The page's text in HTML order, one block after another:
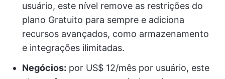
usuário, este nível remove as restrições do
plano Gratuito para sempre e adiciona
recursos avançados, como armazenamento
e integrações ilimitadas.
Negócios: por US$ 12/mês por usuário, este